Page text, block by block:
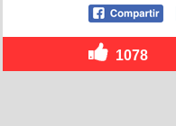
1078